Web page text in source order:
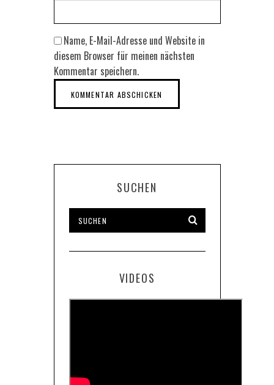
Name, E-Mail-Adresse und Website in
diesem Browser für meinen nächsten
Kommentar speichern.
SUCHEN
VIDEOS